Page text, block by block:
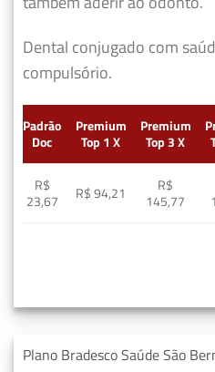
Dental conjugado com
compulsório.
Padrão
Doc
Premium
Top 1 X
Premium
Top 3 X
R$
23,67
R$ 94,21
R$
145,77
Plano Bradesco Saúde São